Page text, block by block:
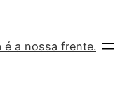
é a nossa frente.